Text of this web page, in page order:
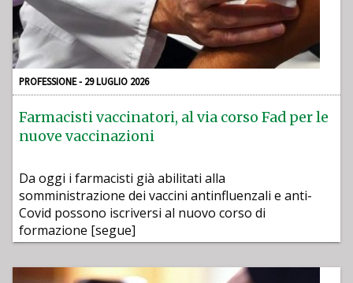
PROFESSIONE - 29 LUGLIO 2026
Farmacisti vaccinatori, al via corso Fad per le
nuove vaccinazioni
Da oggi i farmacisti già abilitati alla
somministrazione dei vaccini antinfluenzali e anti-
Covid possono iscriversi al nuovo corso di
formazione [segue]